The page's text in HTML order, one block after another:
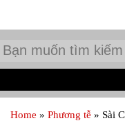
Home » Phương tễ » Sài